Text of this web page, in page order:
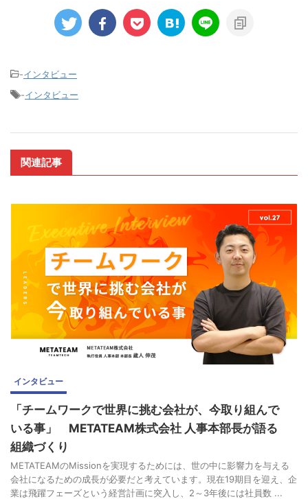
-インタビュー
-インタビュー
関連記事
インタビュー
「チームワークで世界に挑む会社が、今取り組んで
いる事」 METATEAM株式会社 人事本部長が語る
組織づくり
METATEAMのMissionを実現するためには、世の中に影響力を与える
会社になるための成長が必要だと考えています。現在19期目を迎え、企
業は飛躍フェーズという経営計画に突入し、2～3年後には社員数 ...